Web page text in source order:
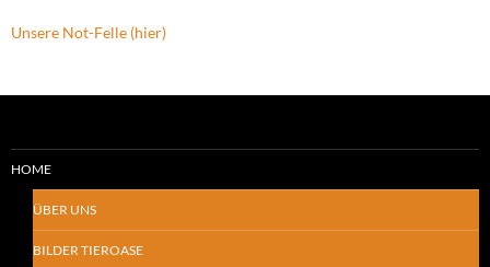
Unsere Not-Felle (hier)
HOME
ÜBER UNS
BILDER TIEROASE